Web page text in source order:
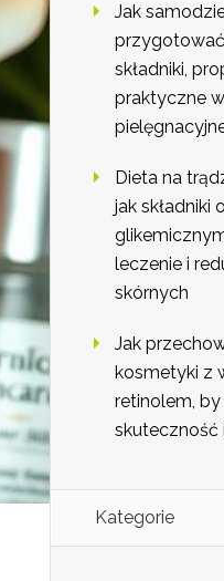
Jak
składniki,
praktyczne
Dieta na
jak składniki
leczenie i
skórnych
Jak
kosmetyki z
retinolem,
skuteczność
Kategorie